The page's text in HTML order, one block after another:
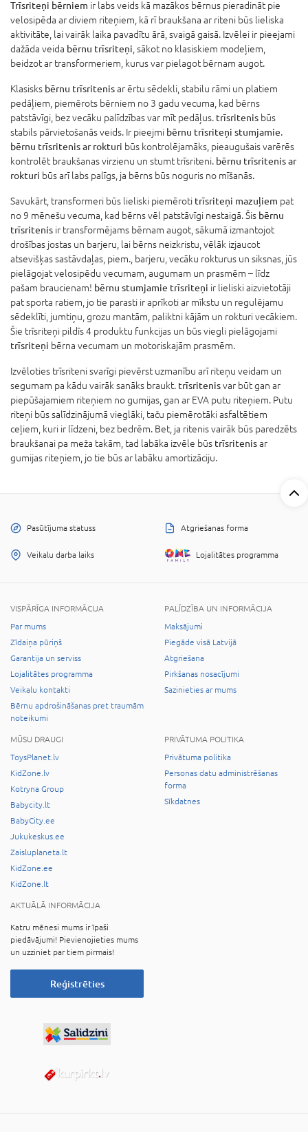
Trīsriteņi bērniem ir labs veids kā mazākos bērnus pieradināt pie
velosipēda ar diviem riteņiem, kā rī braukšana ar riteni būs lieliska
aktivitāte, lai vairāk laika pavadītu ārā, svaigā gaisā. Izvēlei ir pieejami
dažāda veida bērnu trīsriteņi , sākot no klasiskiem modeļiem,
beidzot ar transformeriem, kurus var pielagot bērnam augot.
Klasisks bērnu trīsritenisar ērtu sēdekli, stabilu rāmi un platiem
pedāļiem, piemērots bērniem no 3 gadu vecuma, kad bērns
patstāvīgi, bez vecāku palīdzības var mīt pedāļus. trīsritenis būs
stabils pārvietošanās veids. Ir pieejmi bērnu trīsriteņi stumjamie.
bērnu trīsritenis ar rokturi būs kontrolējamāks, pieaugušais varērēs
kontrolēt braukšanas virzienu un stumt trīsriteni. bērnu trīsritenis ar
rokturi būs arī labs palīgs, ja bērns būs noguris no mīšanās.
Savukārt, transformeri būs lieliski piemēroti trīsriteņi mazuļiem pat
no 9 mēnešu vecuma, kad bērns vēl patstāvīgi nestaigā. Šis bērnu
trīsritenis ir transformējams bērnam augot, sākumā izmantojot
drošības jostas un barjeru, lai bērns neizkristu, vēlāk izjaucot
atsevišķas sastāvdaļas, piem., barjeru, vecāku rokturus un siksnas, jūs
pielāgojat velosipēdu vecumam, augumam un prasmēm – līdz
pašam braucienam! bērnu stumjamie trīsriteņi ir lieliski aizvietotāji
pat sporta ratiem, jo tie parasti ir aprīkoti ar mīkstu un regulējamu
sēdeklīti, jumtiņu, grozu mantām, paliktni kājām un rokturi vecākiem.
Šie trīsriteņi pildīs 4 produktu funkcijas un būs viegli pielāgojami
trīsriteņi bērna vecumam un motoriskajām prasmēm.
Izvēloties trīsriteni svarīgi pievērst uzmanību arī riteņu veidam un
segumam pa kādu vairāk sanāks braukt. trīsritenisvar būt gan ar
piepūšajamiem riteņiem no gumijas, gan ar EVA putu riteņiem. Putu
riteņi būs salīdzinājumā vieglāki, taču piemērotāki asfaltētiem
ceļiem, kuri ir līdzeni, bez bedrēm. Bet, ja ritenis vairāk būs paredzēts
braukšanai pa meža takām, tad labāka izvēle būs trīsritenisar
gumijas riteņiem, jo tie būs ar labāku amortizāciju.
Pasūtījuma statuss Atgriešanas forma
Veikalu darba laiks Lojalitātes programma
VISPĀRĪGA INFORMĀCIJA
Par mums
Zīdaiņa pūriņš
Garantija un serviss
Lojalitātes programma
Veikalu kontakti
Bērnu apdrošināšanas pret traumām
noteikumi
PALĪDZĪBA UN INFORMĀCIJA
Maksājumi
Piegāde visā Latvijā
Atgriešana
Pirkšanas nosacījumi
Sazinieties ar mums
MŪSU DRAUGI
ToysPlanet.lv
KidZone.lv
Kotryna Group
Babycity.lt
BabyCity.ee
Jukukeskus.ee
Zaisluplaneta.lt
KidZone.ee
KidZone.lt
PRIVĀTUMA POLITIKA
Privātuma politika
Personas datu administrēšanas
forma
Sīkdatnes
AKTUĀLĀ INFORMĀCIJA
Katru mēnesi mums ir īpaši
piedāvājumi! Pievienojieties mums
un uzziniet par tiem pirmais!
Reģistrēties